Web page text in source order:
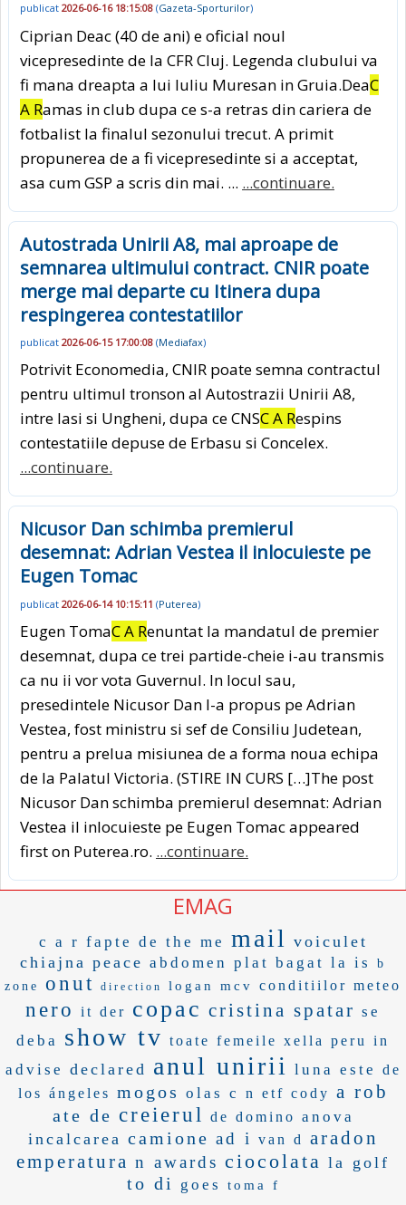
publicat 2026-06-16 18:15:08 (Gazeta-Sporturilor)
Ciprian Deac (40 de ani) e oficial noul
vicepresedinte de la CFR Cluj. Legenda clubului va
fi mana dreapta a lui Iuliu Muresan in Gruia.DeaC
A Ramas in club dupa ce s-a retras din cariera de
fotbalist la finalul sezonului trecut. A primit
propunerea de a fi vicepresedinte si a acceptat,
asa cum GSP a scris din mai. ... ...continuare.
Autostrada Unirii A8, mai aproape de
semnarea ultimului contract. CNIR poate
merge mai departe cu Itinera dupa
respingerea contestatiilor
publicat 2026-06-15 17:00:08 (Mediafax)
Potrivit Economedia, CNIR poate semna contractul
pentru ultimul tronson al Autostrazii Unirii A8,
intre Iasi si Ungheni, dupa ce CNSC A Respins
contestatiile depuse de Erbasu si Concelex.
...continuare.
Nicusor Dan schimba premierul
desemnat: Adrian Vestea il inlocuieste pe
Eugen Tomac
publicat 2026-06-14 10:15:11 (Puterea)
Eugen TomaC A Renuntat la mandatul de premier
desemnat, dupa ce trei partide-cheie i-au transmis
ca nu ii vor vota Guvernul. In locul sau,
presedintele Nicusor Dan l-a propus pe Adrian
Vestea, fost ministru si sef de Consiliu Judetean,
pentru a prelua misiunea de a forma noua echipa
de la Palatul Victoria. (STIRE IN CURS […]The post
Nicusor Dan schimba premierul desemnat: Adrian
Vestea il inlocuieste pe Eugen Tomac appeared
first on Puterea.ro. ...continuare.
EMAG
c a r fapte de the me mail
voiculet
chiajna peace abdomen plat bagat la is
b
zone
onut direction logan mcv conditiilor meteo
nero it der copac cristina spatar se
deba show tv toate femeile xella peru in
advise declared anul unirii luna este
de
los ángeles mogos olas c n etf cody a rob
ate de creierul de domino anova
incalcarea camione ad i van d
aradon
emperatura n awards ciocolata la golf
to di goes toma f